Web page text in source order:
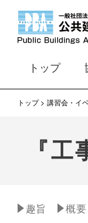
トップ
トップ 講習会・イ
『
趣旨 概要